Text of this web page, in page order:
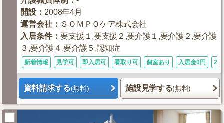
開設 ： 2008年4月
運営会社 ： ＳＯＭＰＯケア株式会社
入居条件：要支援１,要支援２,要介護１,要介護２,要介護
３,要介護４,要介護５,認知症
新着情報 見学可 即入居可 看取り可 個室あり 入居金0円
資料請求する(無料) 施設見学する(無料)